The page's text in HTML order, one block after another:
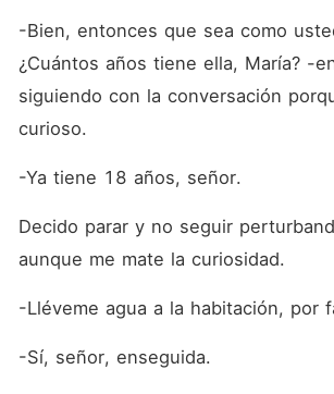
-Bien, entonces que sea como
¿Cuántos años tiene ella, María? -
siguiendo con la conversación
curioso.
-Ya tiene 18 años, señor.
Decido parar y no seguir
aunque me mate la curiosidad.
-Lléveme agua a la habitación, por
-Sí, señor, enseguida.